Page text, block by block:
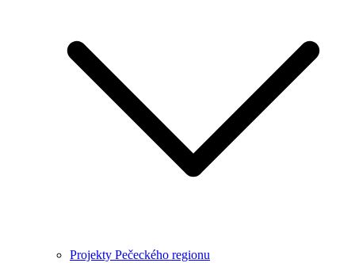
Projekty Pečeckého regionu